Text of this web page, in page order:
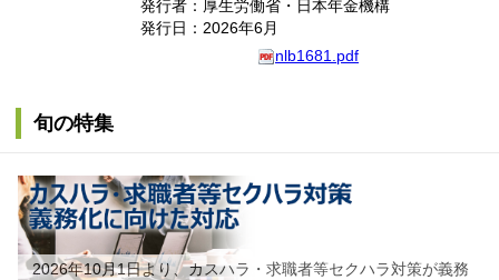
発行者：厚生労働省・日本年金機構
発行日：2026年6月
nlb1681.pdf
旬の特集
2026年10月1日より、カスハラ・求職者等セクハラ対策が義務